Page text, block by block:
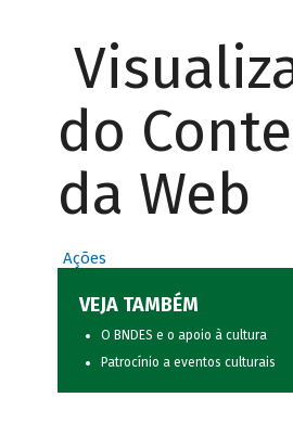
do
da Web
Ações
VEJA TAMBÉM
O BNDES e o apoio à cultura
Patrocínio a eventos culturais